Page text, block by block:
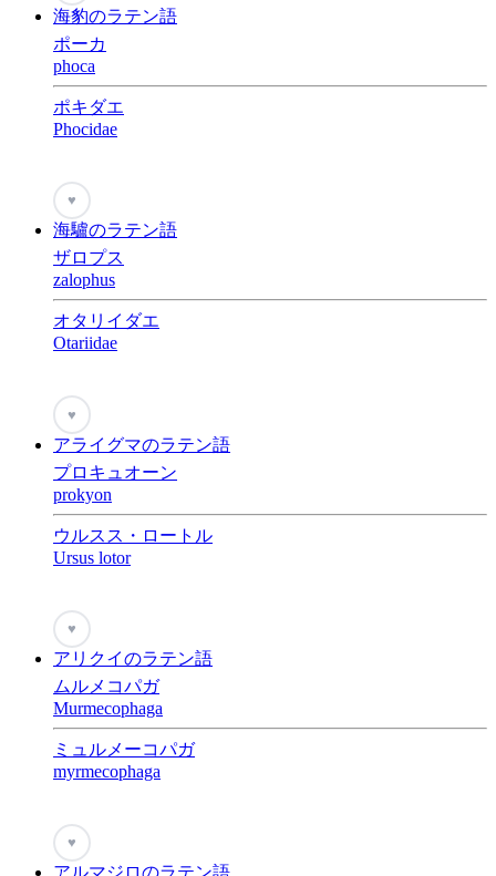
海豹のラテン語
ポーカ
phoca
ポキダエ
Phocidae
♥
海驢のラテン語
ザロプス
zalophus
オタリイダエ
Otariidae
♥
アライグマのラテン語
プロキュオーン
prokyon
ウルスス・ロートル
Ursus lotor
♥
アリクイのラテン語
ムルメコパガ
Murmecophaga
ミュルメーコパガ
myrmecophaga
♥